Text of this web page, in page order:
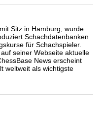
Sitz in Hamburg, wurde
Schachdatenbanken
für Schachspieler.
seiner Webseite aktuelle
News erscheint
weltweit als wichtigste